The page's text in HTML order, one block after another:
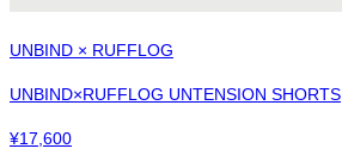
UNBIND × RUFFLOG
UNBIND×RUFFLOG UNTENSION SHORTS
¥17,600